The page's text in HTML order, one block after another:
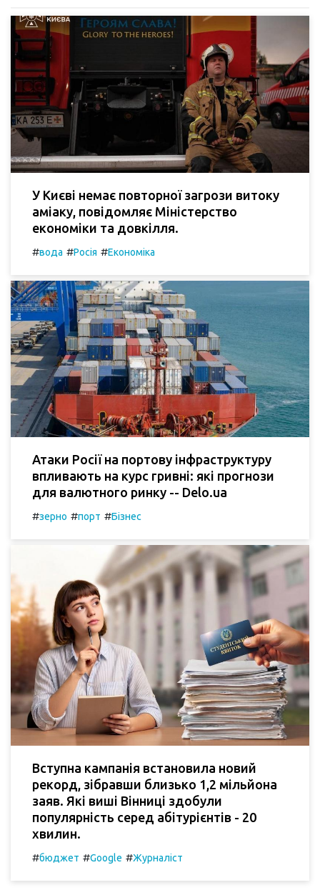
У Києві немає повторної загрози витоку
аміаку, повідомляє Міністерство
економіки та довкілля.
#вода #Росія #Економіка
Атаки Росії на портову інфраструктуру
впливають на курс гривні: які прогнози
для валютного ринку -- Delo.ua
#зерно #порт #Бізнес
Вступна кампанія встановила новий
рекорд, зібравши близько 1,2 мільйона
заяв. Які виші Вінниці здобули
популярність серед абітурієнтів - 20
хвилин.
#бюджет #Google #Журналіст